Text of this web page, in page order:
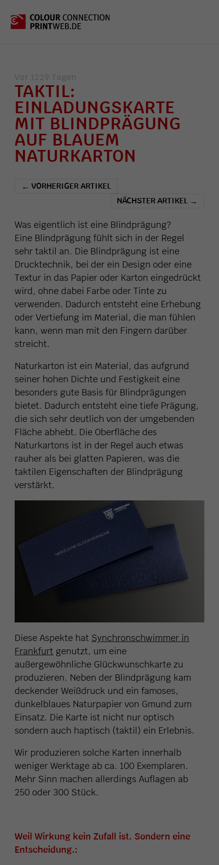
Vor 1229 Tagen
TAKTIL:
EINLADUNGSKARTE
MIT BLINDPRÄGUNG
AUF BLAUEM
NATURKARTON
← VORHERIGER ARTIKEL
NÄCHSTER ARTIKEL →
Was eigentlich ist eine Blindprägung?
Eine Blindprägung fühlt sich in der Regel
sehr taktil an. Die Blindprägung ist eine
Drucktechnik, bei der ein Design oder eine
Textur in das Papier oder Karton eingedrückt
wird, ohne dabei Farbe oder Tinte zu
verwenden. Dadurch entsteht eine Erhebung
oder Vertiefung im Material, die man fühlen
kann, wenn man mit den Fingern darüber
streicht.
Naturkarton ist ein Material, das aufgrund
seiner hohen Dichte und Festigkeit eine
besonders gute Basis für Blindprägungen
bietet. Dadurch entsteht eine tiefe Prägung,
die sich sehr deutlich von der umgebenden
Fläche abhebt. Die Oberfläche des
Naturkartons ist in der Regel auch etwas
rauher als bei glatten Papieren, was die
taktilen Eigenschaften der Blindprägung
verstärkt.
Diese Aspekte hat Synchronschwimmer in
Frankfurt genutzt, um eine
außergewöhnliche Glückwunschkarte zu
produzieren. Neben der Blindprägung kam
deckender Weißdruck und ein famoses,
dunkelblaues Naturpapier von Gmund zum
Einsatz. Die Karte ist nicht nur optisch
sondern auch haptisch (taktil) ein Erlebnis.
Wir produzieren solche Karten innerhalb
weniger Werktage ab ca. 100 Exemplaren.
Mehr Sinn machen allerdings Auflagen ab
250 oder 300 Stück.
Weil Wirkung kein Zufall ist. Sondern eine
Entscheidung.: